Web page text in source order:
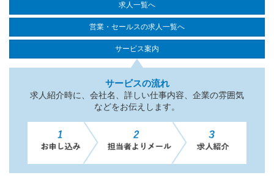
求人一覧へ
営業・セールスの求人一覧へ
サービス案内
サービスの流れ
求人紹介時に、会社名、詳しい仕事内容、企業の雰囲気
などをお伝えします。